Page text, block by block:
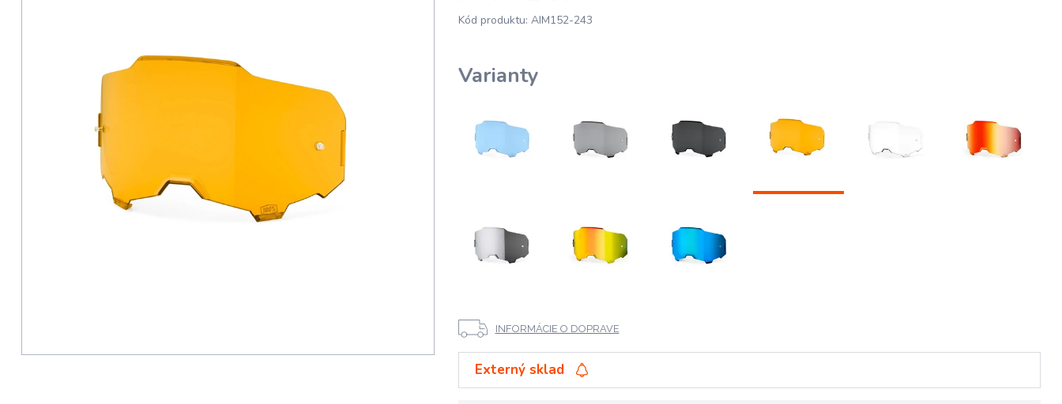
Kód produktu: AIM152-243
Varianty
INFORMÁCIE O DOPRAVE
Externý sklad